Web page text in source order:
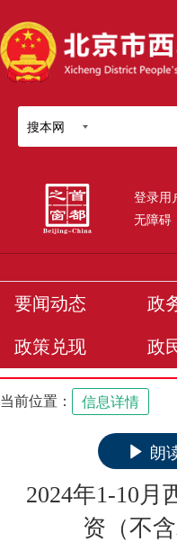
搜本网
登录用
无障碍
要闻动态 政
政策兑现 政
当前位置： 信息详情
朗
2024年1-10月
资（不